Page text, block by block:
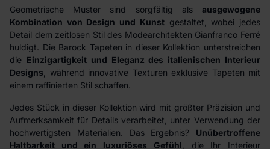
Geometrische Muster sind sorgfältig als ausgewogene
Kombination von Design und Kunstgestaltet, wobei jedes
Detail dem zeitlosen Stil des Modearchitekten Gianfranco Ferré
huldigt. Die Barock Tapeten in dieser Kollektion unterstreichen
die Einzigartigkeit und Eleganz des italienischen Interieur
Designs , während innovative Texturen exklusive Tapeten mit
einem raffinierten Stil schaffen.
Jedes Stück in dieser Kollektion wird mit größter Präzision und
Aufmerksamkeit für Details verarbeitet, unter Verwendung der
hochwertigsten Materialien. Das Ergebnis? Unübertroffene
Haltbarkeit und ein luxuriöses Gefühl , die Ihr Interieur